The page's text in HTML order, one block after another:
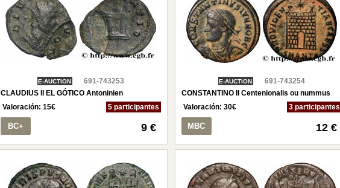
E-AUCTION
691-743253
CLAUDIUS II EL GÓTICO Antoninien
Valoración:15€ 5 participantes
BC+ 9 €
E-AUCTION
691-743254
CONSTANTINO II Centenionalis ou nummus
Valoración:30€ 3 participantes
MBC 12 €